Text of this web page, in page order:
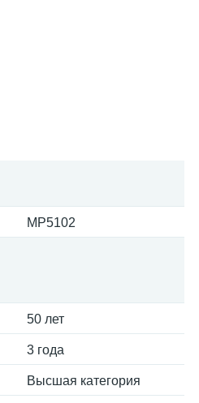
MP5102
50 лет
3 года
Высшая категория